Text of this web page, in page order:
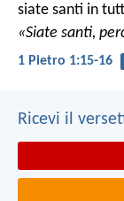
siate santi in
«Siate santi,
1 Pietro 1:15-16
Ricevi il